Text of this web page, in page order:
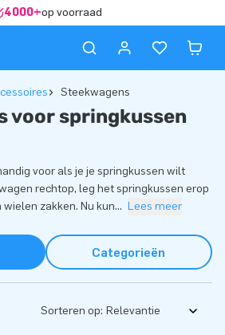
4000+op voorraad
Steekwagens
voor springkussen
voor als je je springkussen wilt
rechtop, leg het springkussen erop
zakken. Nu kun... Lees meer
Categorieën
Sorteren op: